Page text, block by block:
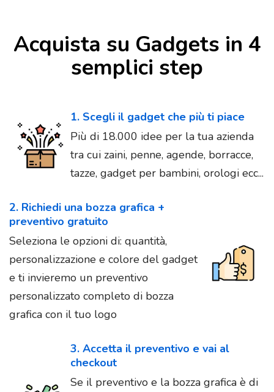
Acquista su Gadgets in 4
semplici step
1. Scegli il gadget che più ti piace
Più di 18.000 idee per la tua azienda
tra cui zaini, penne, agende, borracce,
tazze, gadget per bambini, orologi ecc...
2. Richiedi una bozza grafica +
preventivo gratuito
Seleziona le opzioni di: quantità,
personalizzazione e colore del gadget
e ti invieremo un preventivo
personalizzato completo di bozza
grafica con il tuo logo
3. Accetta il preventivo e vai al
checkout
Se il preventivo e la bozza grafica è di